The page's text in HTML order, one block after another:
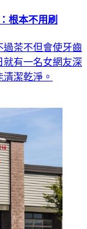
根本不用刷
過茶不但會使牙齒
就有一名女網友深
潔乾淨。